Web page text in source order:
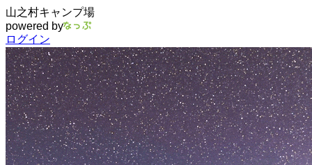
山之村キャンプ場
powered by
ログイン